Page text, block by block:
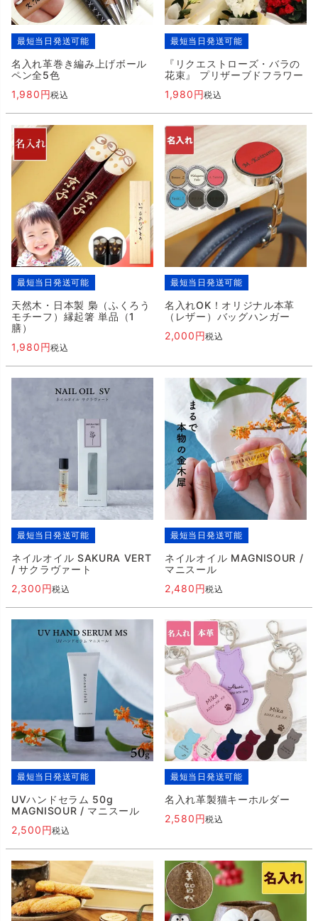
最短当日発送可能
名入れ革巻き編み上げボール
ペン全5色
1,980
税込
最短当日発送可能
『リクエストローズ・バラの
花束』 プリザーブドフラワー
1,980
税込
最短当日発送可能
天然木・日本製 梟（ふくろう
モチーフ）縁起箸 単品（1
膳）
1,980
税込
最短当日発送可能
名入れOK！オリジナル本革
（レザー）バッグハンガー
2,000
税込
最短当日発送可能
ネイルオイル SAKURA VERT
/ サクラヴァート
2,300
税込
最短当日発送可能
ネイルオイル MAGNISOUR /
マニスール
2,480
税込
最短当日発送可能
UVハンドセラム 50g
MAGNISOUR / マニスール
2,500
税込
最短当日発送可能
名入れ革製猫キーホルダー
2,580
税込